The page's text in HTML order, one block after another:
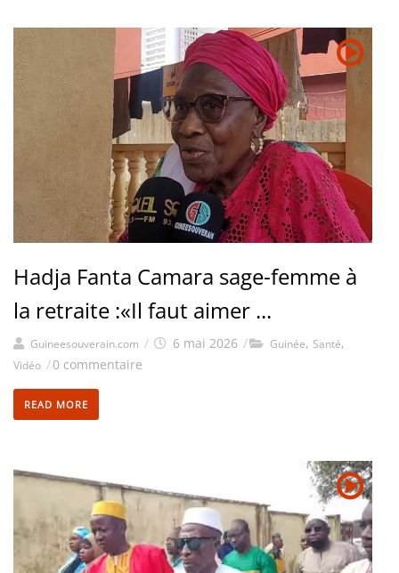
Hadja Fanta Camara sage-femme à
la retraite :«Il faut aimer ...
Guineesouverain.com / 6 mai 2026 / Guinée, Santé,
Vidéo /0 commentaire
READ MORE